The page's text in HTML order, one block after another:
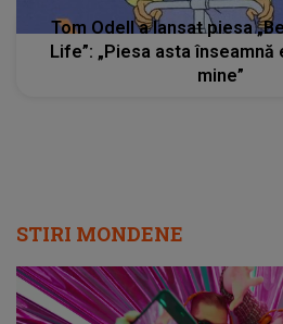
Tom Odell a lansat piesa
Life”: „Piesa asta
mine”
STIRI MONDENE